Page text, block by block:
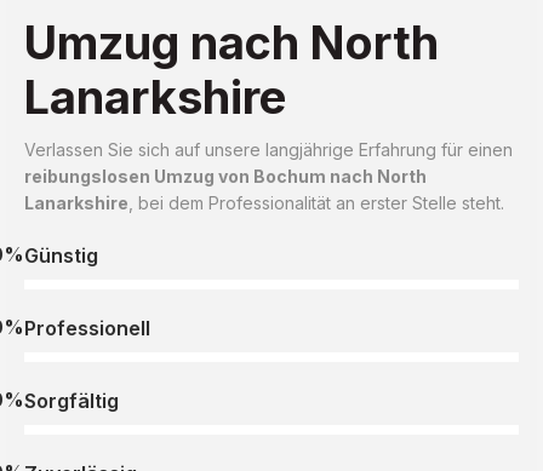
Umzug nach North
Lanarkshire
Verlassen Sie sich auf unsere langjährige Erfahrung für einen
reibungslosen Umzug von Bochum nach North
Lanarkshire , bei dem Professionalität an erster Stelle steht.
Günstig
Professionell
Sorgfältig